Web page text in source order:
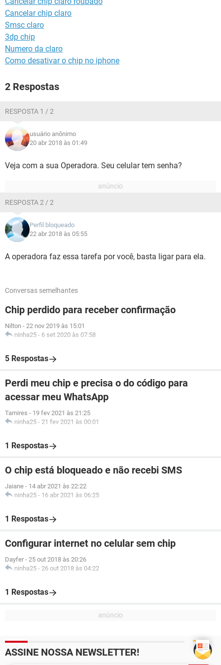
GUIA DE COMPRAS
Cancelar chip claro
Smsc claro
3dp chip
Numero da claro
Como desativar o chip no iphone
2 Respostas
RESPOSTA 1 / 2
usuário anônimo
20 abr 2018 às 01:49
Veja com a sua Operadora. Seu celular tem senha?
RESPOSTA 2 / 2
Perfil bloqueado
22 abr 2018 às 05:55
A operadora faz essa tarefa por você, basta ligar para ela.
Conversas semelhantes
Chip perdido para receber confirmação
Nilton - 22 nov 2019 às 15:01
ninha25 - 6 set 2020 às 07:58
5 Respostas
Perdi meu chip e precisa o do código para
acessar meu WhatsApp
Tamires - 19 fev 2021 às 21:25
ninha25 - 21 fev 2021 às 00:01
1 Respostas
O chip está bloqueado e não recebi SMS
Jaiane - 14 abr 2021 às 22:22
ninha25 - 16 abr 2021 às 06:25
1 Respostas
Configurar internet no celular sem chip
Dayfer - 25 out 2018 às 20:26
ninha25 - 26 out 2018 às 04:22
1 Respostas
ASSINE NOSSA NEWSLETTER!